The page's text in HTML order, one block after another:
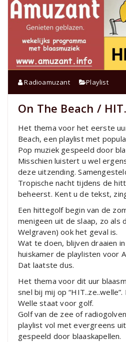
Radioamuzant Playlist
On The Beach /
Het thema voor het eerste
Beach, een playlist met
Pop muziek gespeeld door
Misschien luistert u wel
deze uitzending.
Tropische nacht tijdens de
beheerst. Kent u de tekst,
Een hittegolf begin van de
menigeen uit de slaap, zo als
Welgraven) ook het geval is.
Wat te doen, blijven draaien
huiskamer de playlisten voor
Dat laatste dus.
Het thema voor dit uur
snel bij mij op
Welle staat voor golf.
Golf van de zee of
playlist vol met evergreens
gespeeld door blaaskapellen.